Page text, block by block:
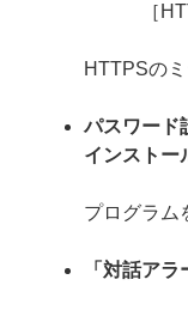
［
HTTPSの
パスワード
インストー
プログラム
「対話ア